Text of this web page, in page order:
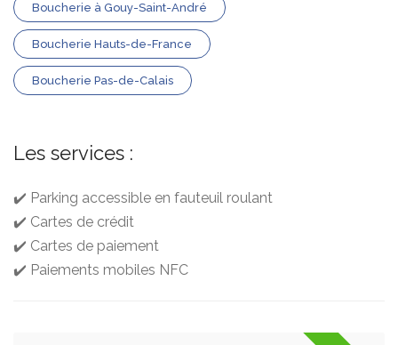
Boucherie à Gouy-Saint-André
Boucherie Hauts-de-France
Boucherie Pas-de-Calais
Les services :
✔️ Parking accessible en fauteuil roulant
✔️ Cartes de crédit
✔️ Cartes de paiement
✔️ Paiements mobiles NFC